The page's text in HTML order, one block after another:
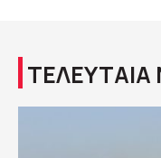
ΤΕΛΕΥΤΑΙΑ